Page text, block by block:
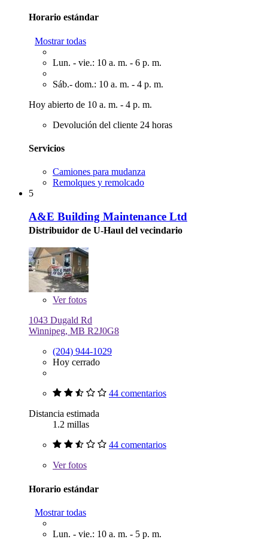
Horario estándar
Mostrar todas
Lun. - vie.: 10 a. m. - 6 p. m.
Sáb.- dom.: 10 a. m. - 4 p. m.
Hoy abierto de 10 a. m. - 4 p. m.
Devolución del cliente 24 horas
Servicios
Camiones para mudanza
Remolques y remolcado
5
A&E Building Maintenance Ltd
Distribuidor de U-Haul del vecindario
Verfotos
1043 Dugald Rd
Winnipeg, MB R2J0G8
(204) 944-1029
Hoy cerrado
44 comentarios
Distancia estimada
1.2 millas
44 comentarios
Verfotos
Horario estándar
Mostrar todas
Lun. - vie.: 10 a. m. - 5 p. m.